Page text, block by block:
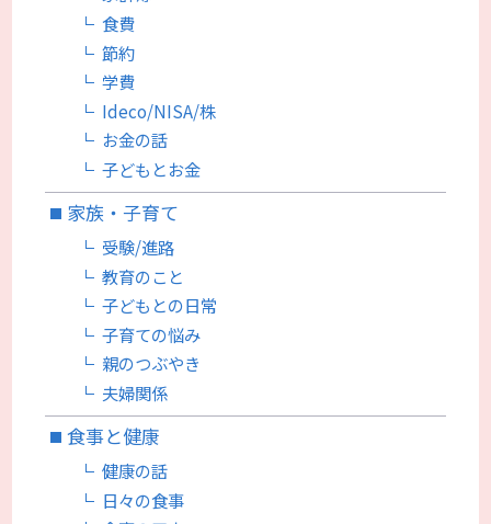
食費
節約
学費
Ideco/NISA/株
お金の話
子どもとお金
家族・子育て
受験/進路
教育のこと
子どもとの日常
子育ての悩み
親のつぶやき
夫婦関係
食事と健康
健康の話
日々の食事